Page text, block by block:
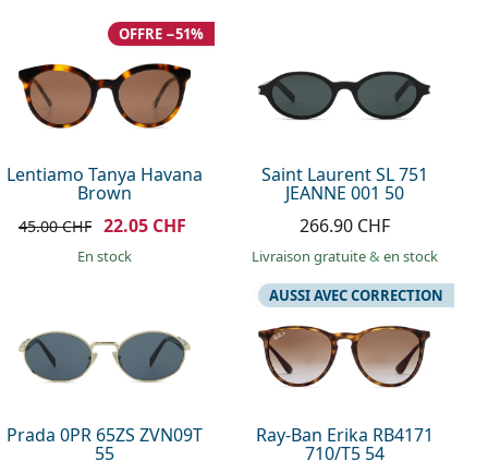
Lentiamo Tanya Havana
Brown
OFFRE −51%
45.00 CHF 22.05 CHF
en stock
Saint Laurent SL 751
JEANNE 001 50
266.90 CHF
Livraison gratuite& en stock
Prada 0PR 65ZS ZVN09T
55
Ray-Ban Erika RB4171
710/T5 54
AUSSI AVEC CORRECTION